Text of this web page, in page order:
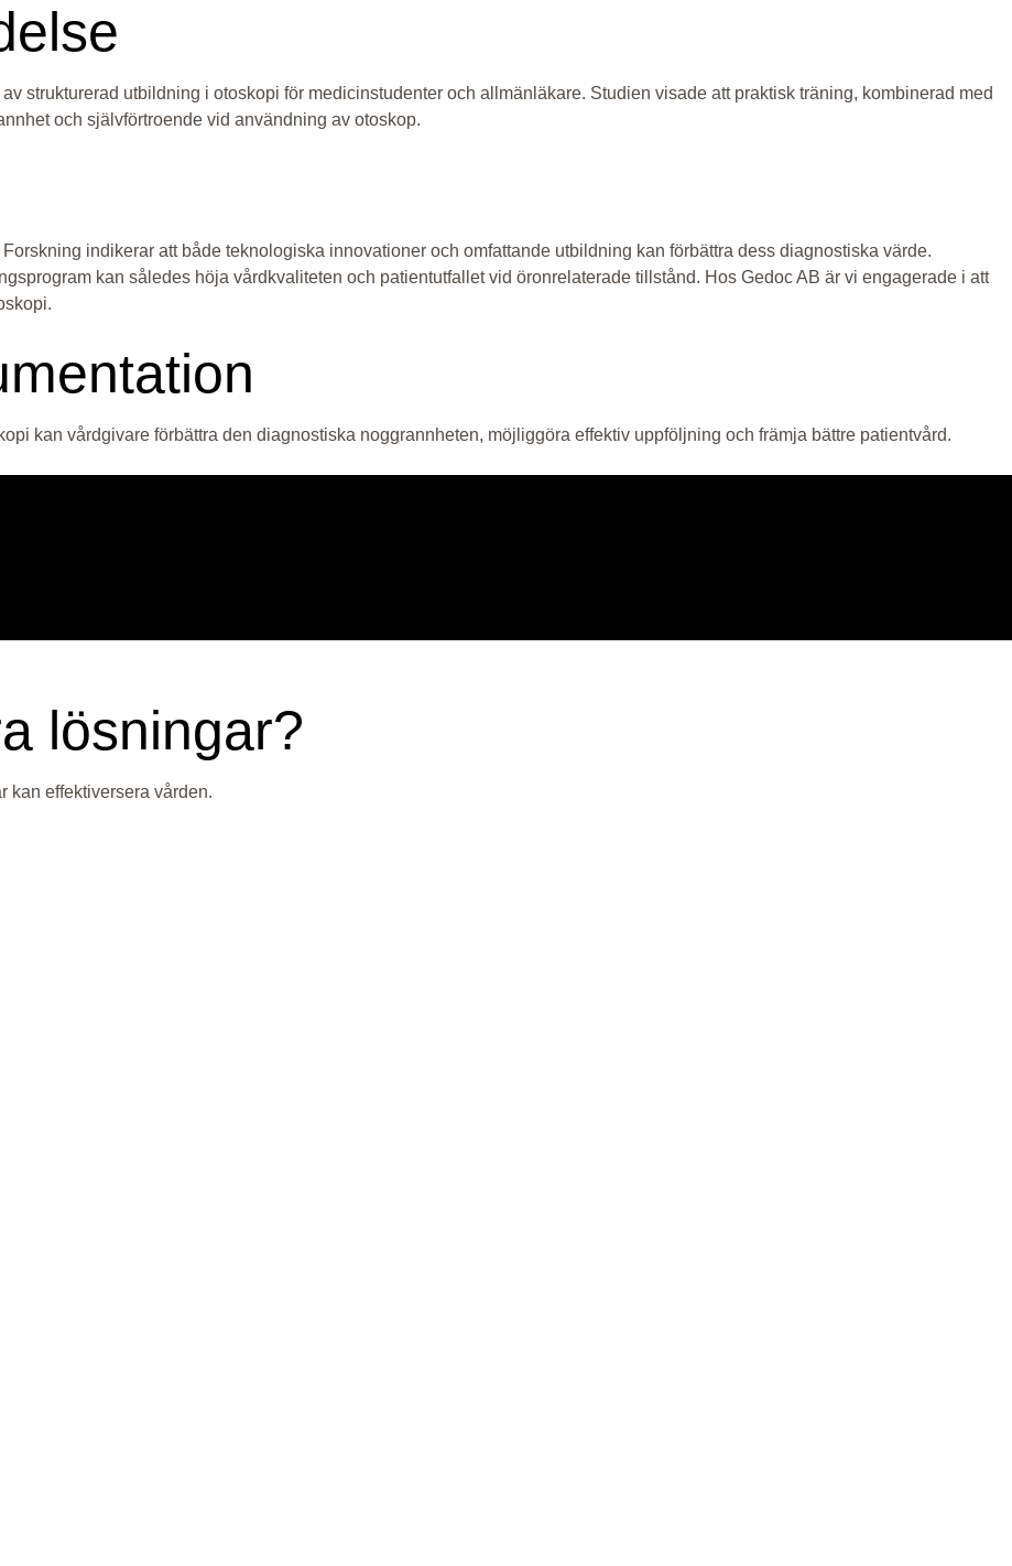
strukturerad utbildning i otoskopi för medicinstudenter och allmänläkare. Studien visade att praktisk träning, kombinerad med
och självförtroende vid användning av otoskop.
indikerar att både teknologiska innovationer och omfattande utbildning kan förbättra dess diagnostiska värde.
kan således höja vårdkvaliteten och patientutfallet vid öronrelaterade tillstånd. Hos Gedoc AB är vi engagerade i att
kan vårdgivare förbättra den diagnostiska noggrannheten, möjliggöra effektiv uppföljning och främja bättre patientvård.
lösningar?
kan effektiversera vården.